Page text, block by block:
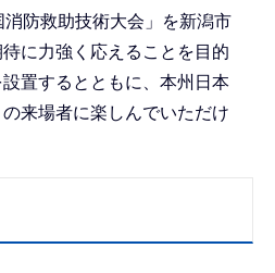
防救助技術大会」を新潟市
に力強く応えることを目的
置するとともに、本州日本
来場者に楽しんでいただけ